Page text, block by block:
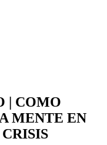
| COMO
MENTE EN